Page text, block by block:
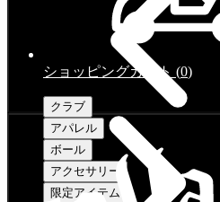
ショッピングカート (0)
クラブ
アパレル
ボール
アクセサリー
限定アイテム